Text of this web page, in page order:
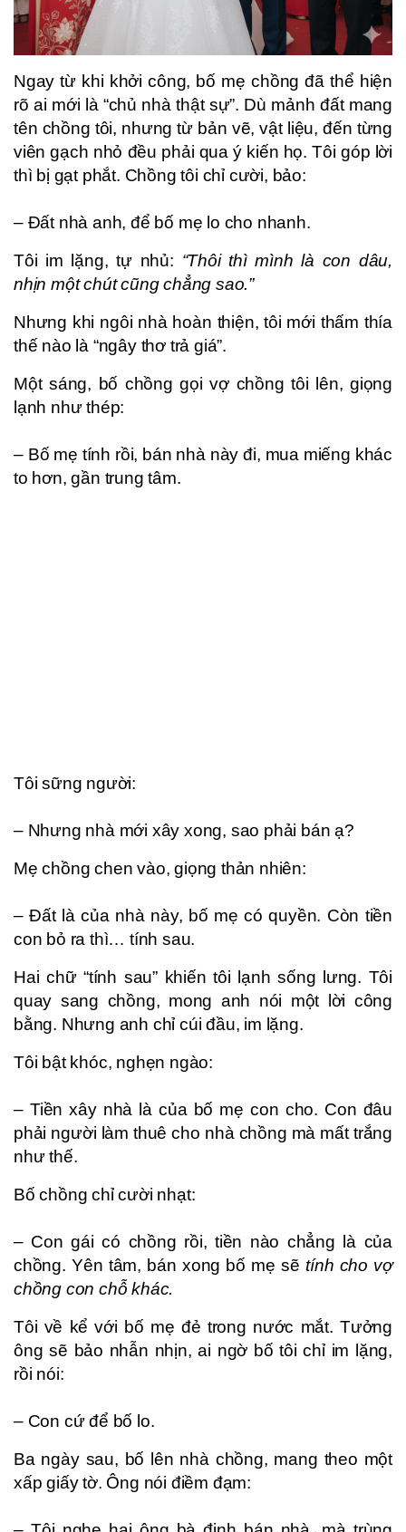
Ngay từ khi khởi công, bố mẹ chồng đã thể hiện
rõ ai mới là “chủ nhà thật sự”. Dù mảnh đất mang
tên chồng tôi, nhưng từ bản vẽ, vật liệu, đến từng
viên gạch nhỏ đều phải qua ý kiến họ. Tôi góp lời
thì bị gạt phắt. Chồng tôi chỉ cười, bảo:
– Đất nhà anh, để bố mẹ lo cho nhanh.
Tôi im lặng, tự nhủ: “Thôi thì mình là con dâu,
nhịn một chút cũng chẳng sao.”
Nhưng khi ngôi nhà hoàn thiện, tôi mới thấm thía
thế nào là “ngây thơ trả giá”.
Một sáng, bố chồng gọi vợ chồng tôi lên, giọng
lạnh như thép:
– Bố mẹ tính rồi, bán nhà này đi, mua miếng khác
to hơn, gần trung tâm.
Tôi sững người:
– Nhưng nhà mới xây xong, sao phải bán ạ?
Mẹ chồng chen vào, giọng thản nhiên:
– Đất là của nhà này, bố mẹ có quyền. Còn tiền
con bỏ ra thì… tính sau.
Hai chữ “tính sau” khiến tôi lạnh sống lưng. Tôi
quay sang chồng, mong anh nói một lời công
bằng. Nhưng anh chỉ cúi đầu, im lặng.
Tôi bật khóc, nghẹn ngào:
– Tiền xây nhà là của bố mẹ con cho. Con đâu
phải người làm thuê cho nhà chồng mà mất trắng
như thế.
Bố chồng chỉ cười nhạt:
– Con gái có chồng rồi, tiền nào chẳng là của
chồng. Yên tâm, bán xong bố mẹ sẽtính cho vợ
chồng con chỗ khác.
Tôi về kể với bố mẹ đẻ trong nước mắt. Tưởng
ông sẽ bảo nhẫn nhịn, ai ngờ bố tôi chỉ im lặng,
rồi nói:
– Con cứ để bố lo.
Ba ngày sau, bố lên nhà chồng, mang theo một
xấp giấy tờ. Ông nói điềm đạm: